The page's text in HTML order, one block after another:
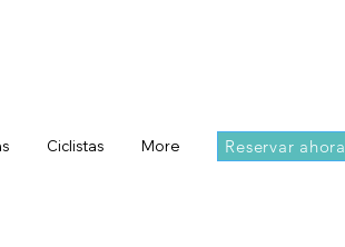
Ciclistas More Reservar ahora